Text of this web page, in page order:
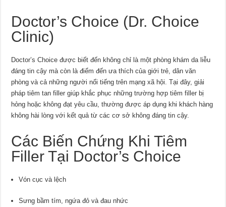
Doctor’s Choice (Dr. Choice
Clinic)
Doctor’s Choice được biết đến không chỉ là một phòng khám da liễu
đáng tin cậy mà còn là điểm đến ưa thích của giới trẻ, dân văn
phòng và cả những người nổi tiếng trên mạng xã hội. Tại đây, giải
pháp tiêm tan filler giúp khắc phục những trường hợp tiêm filler bị
hỏng hoặc không đạt yêu cầu, thường được áp dụng khi khách hàng
không hài lòng với kết quả từ các cơ sở không đáng tin cậy.
Các Biến Chứng Khi Tiêm
Filler Tại Doctor’s Choice
Vón cục và lệch
Sưng bầm tím, ngứa đỏ và đau nhức